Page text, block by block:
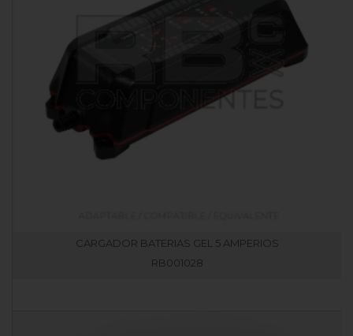
CARGADOR BATERIAS GEL 5 AMPERIOS
RB001028